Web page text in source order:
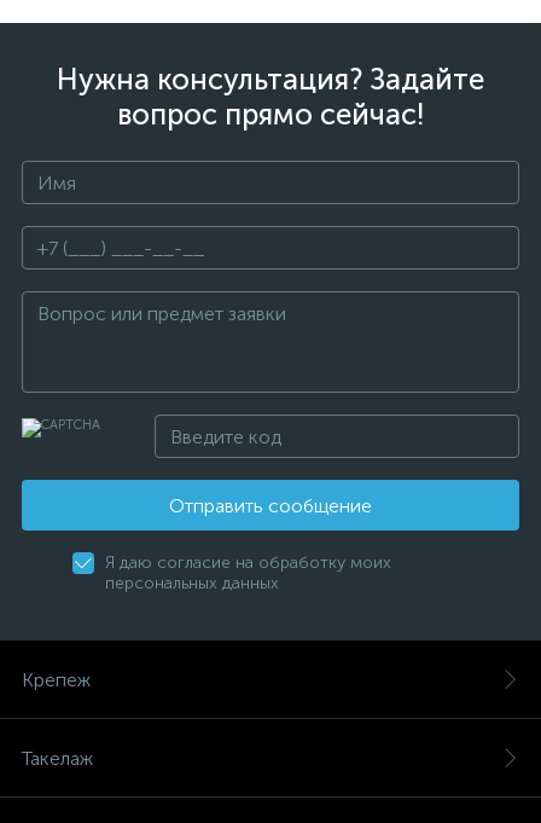
Нужна консультация? Задайте
вопрос прямо сейчас!
Отправить сообщение
Я даю согласие на обработку моих
персональных данных
Крепеж
Такелаж